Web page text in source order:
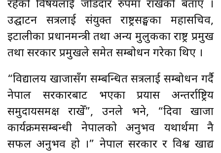
रहेको विषयलाई जोडदार रुपमा राखेको बताए ।
उद्घाटन सत्रलाई संयुक्त राष्ट्रसङ्घका महासचिव,
इटालीका प्रधानमन्त्री तथा अन्य मुलुकका राष्ट्र प्रमुख
तथा सरकार प्रमुखले समेत सम्बोधन गरेका थिए ।
“विद्यालय खाजासँग सम्बन्धित सत्रलाई सम्बोधन गर्दै
नेपाल सरकारबाट भएका प्रयास अन्तर्राष्ट्रिय
समुदायसमक्ष राखेँ”, उनले भने, “दिवा खाजा
कार्यक्रमसम्बन्धी नेपालको अनुभव यथार्थमा नै
सफल अनुभव हो ।” नेपाल सरकार र विश्व खाद्य